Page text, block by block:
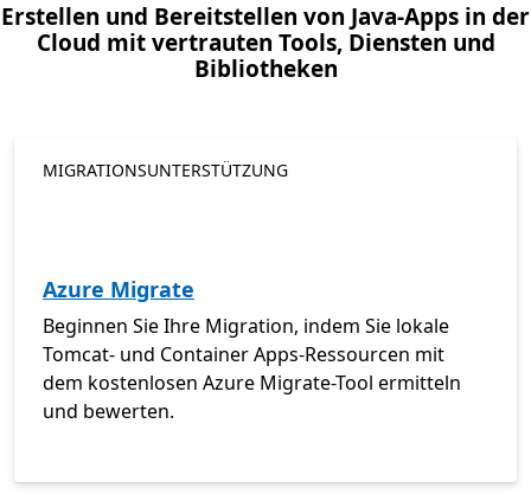
Erstellen und Bereitstellen von Java-Apps in der
Cloud mit vertrauten Tools, Diensten und
Bibliotheken
MIGRATIONSUNTERSTÜTZUNG
Azure Migrate
Beginnen Sie Ihre Migration, indem Sie lokale
Tomcat- und Container Apps-Ressourcen mit
dem kostenlosen Azure Migrate-Tool ermitteln
und bewerten.